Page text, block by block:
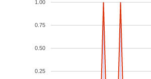
0.25
0.50
0.75
1.00